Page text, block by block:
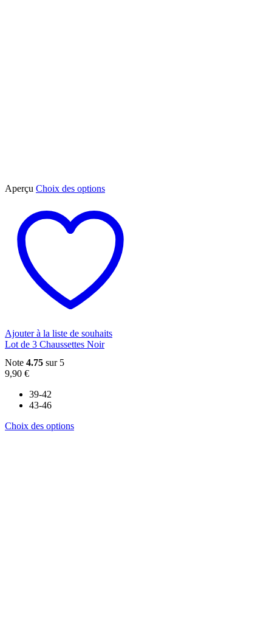
Aperçu Choix des optionsCe
a
plusieurs
variations.
Les
options
peuvent
être
choisies
du
produit
Ajouter à la liste de souhaits
Lot de 3 Chaussettes Noir
Note 4.75 sur 5
9,90 €
39-42
43-46
Choix des optionsCe